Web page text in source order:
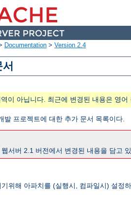
Documentation > Version 2.4
이 아닙니다. 최근에 변경된 내용은 영어
발 프로젝트에 대한 추가 문서 목록이다.
서버 2.1 버전에서 변경된 내용을 담고
위해 아파치를 (실행시, 컴파일시) 설정